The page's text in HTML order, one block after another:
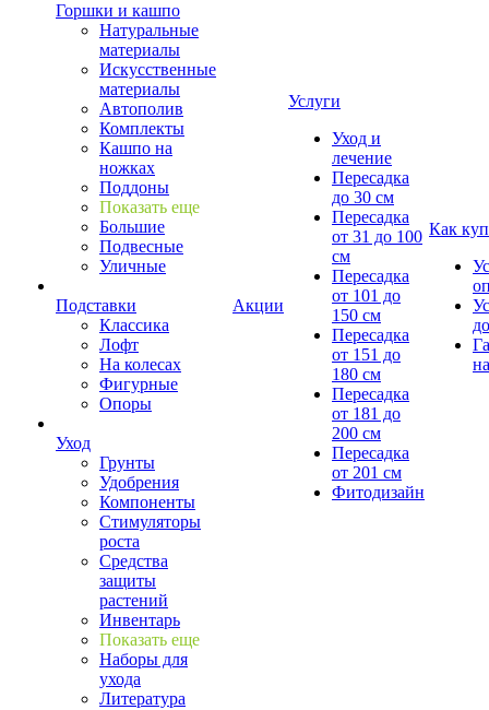
Горшки и кашпо
Натуральные
материалы
Искусственные
материалы
Автополив
Комплекты
Кашпо на
ножках
Поддоны
Показать еще
Большие
Подвесные
Уличные
Подставки
Классика
Лофт
На колесах
Фигурные
Опоры
Уход
Грунты
Удобрения
Компоненты
Стимуляторы
роста
Средства
защиты
растений
Инвентарь
Показать еще
Наборы для
ухода
Литература
Акции
Услуги
Уход и
лечение
Пересадка
до 30 см
Пересадка
от 31 до 100
см
Пересадка
от 101 до
150 см
Пересадка
от 151 до
180 см
Пересадка
от 181 до
200 см
Пересадка
от 201 см
Фитодизайн
Как